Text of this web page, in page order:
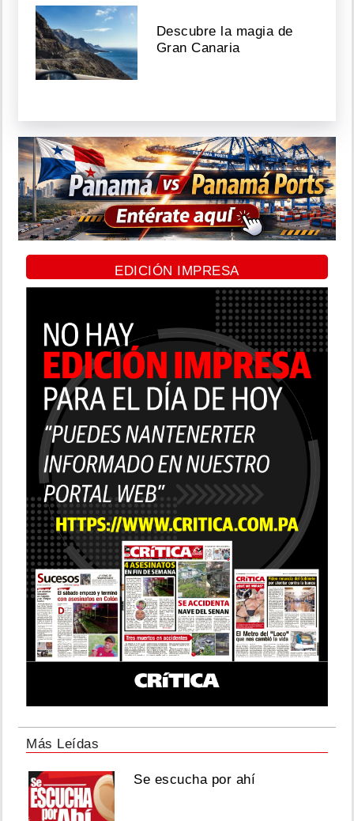
Descubre la magia de
Gran Canaria
EDICIÓN IMPRESA
Más Leídas
Se escucha por ahí